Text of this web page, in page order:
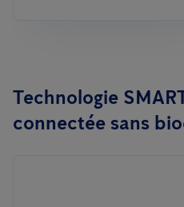
Technologie
connectée sans